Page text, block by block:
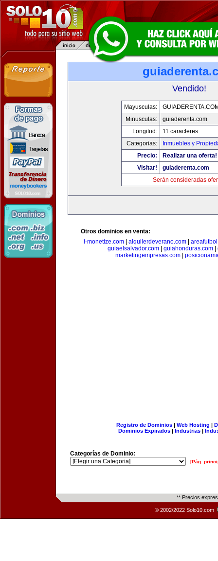
Vendido!
Mayusculas:
Minusculas:
guiaderenta.com
Longitud:
11 caracteres
Categorias:
Inmuebles y
Precio:
Realizar una oferta!
Visitar!
guiaderenta.com
Serán consideradas
Otros dominios en venta:
i-monetize.com
alquilerdeverano.com
guiaelsalvador.com| guiahonduras.com|
marketingempresas.com
Registro de Dominios| Web Hosting |
Dominios Expirados | Industrias |
Categorías de Dominio:
[Pág.
** Precios
© 2002/2022 Solo10.com